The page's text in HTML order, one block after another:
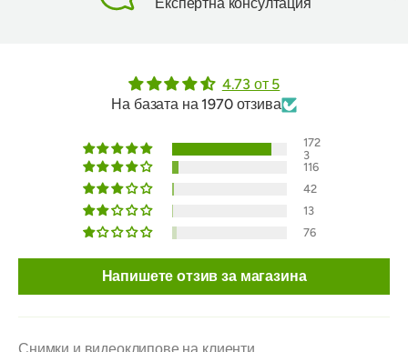
4.73 от 5
На базата на 1970 отзива
172
3
116
42
13
76
Напишете отзив за магазина